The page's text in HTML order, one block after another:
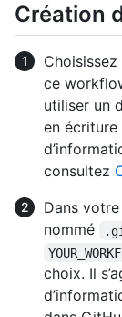
Création
ce
utiliser un
en écriture
consultez
Dans
nommé
choix. Il